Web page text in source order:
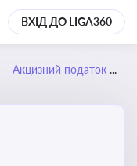
ВХІД ДО LIGA360
Акцизний податок